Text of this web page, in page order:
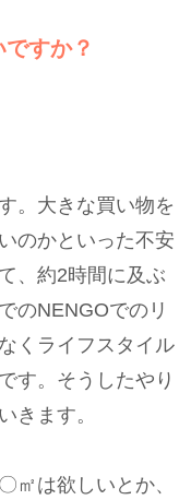
すか？
。大きな買い物を
のかといった不安
、約2時間に及ぶ
のNENGOでのリ
くライフスタイル
す。そうしたやり
きます。
㎡は欲しいとか、